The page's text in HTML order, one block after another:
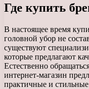
Где купить
В настоящее время
головной убор не
существуют
которые предлагают
Естественно
интернет-магазин
практичные и